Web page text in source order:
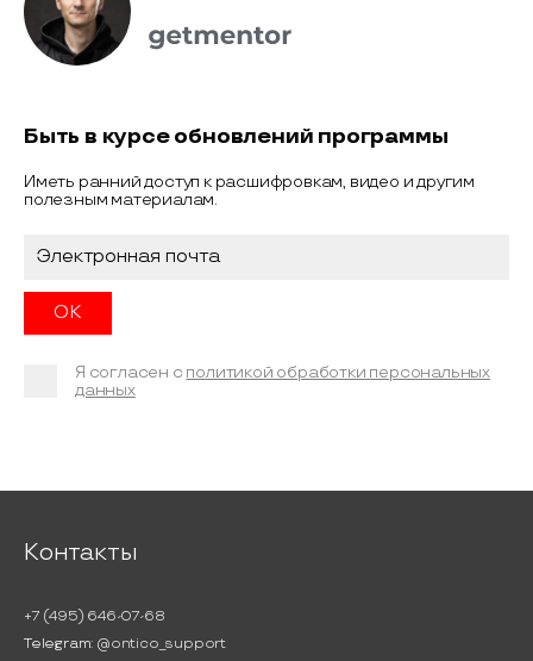
Быть в курсе обновлений программы
Иметь ранний доступ к расшифровкам, видео и другим
полезным материалам.
Я согласен с политикой обработки персональных
данных
Контакты
+7 (495) 646-07-68
Telegram: @ontico_support